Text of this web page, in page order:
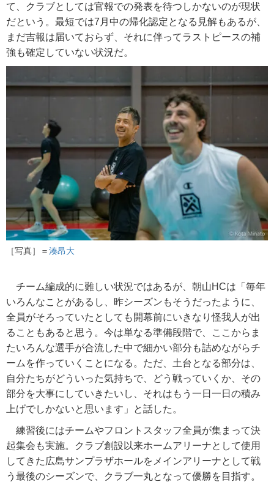
て、クラブとしては官報での発表を待つしかないのが現状
だという。最短では7月中の帰化認定となる見解もあるが、
まだ吉報は届いておらず、それに伴ってラストピースの補
強も確定していない状況だ。
［写真］＝ 湊昂大
チーム編成的に難しい状況ではあるが、朝山HCは「毎年
いろんなことがあるし、昨シーズンもそうだったように、
全員がそろっていたとしても開幕前にいきなり怪我人が出
ることもあると思う。今は単なる準備段階で、ここからま
たいろんな選手が合流した中で細かい部分も詰めながらチ
ームを作っていくことになる。ただ、土台となる部分は、
自分たちがどういった気持ちで、どう戦っていくか、その
部分を大事にしていきたいし、それはもう一日一日の積み
上げでしかないと思います」と話した。
練習後にはチームやフロントスタッフ全員が集まって決
起集会も実施。クラブ創設以来ホームアリーナとして使用
してきた広島サンプラザホールをメインアリーナとして戦
う最後のシーズンで、クラブ一丸となって優勝を目指す。